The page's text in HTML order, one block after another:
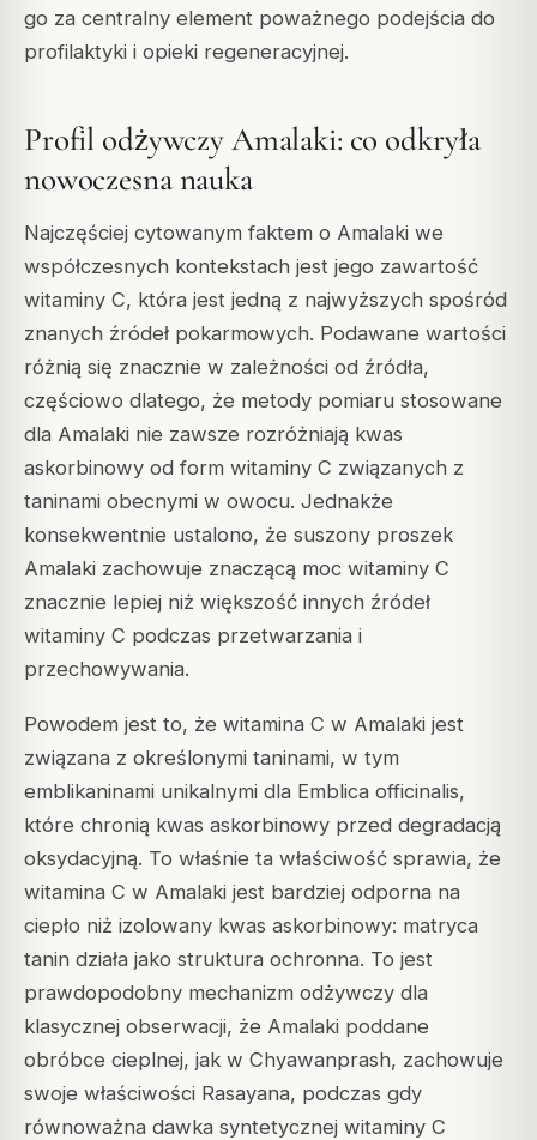
go za centralny element poważnego podejścia do
profilaktyki i opieki regeneracyjnej.
Profil odżywczy Amalaki: co odkryła
nowoczesna nauka
Najczęściej cytowanym faktem o Amalaki we
współczesnych kontekstach jest jego zawartość
witaminy C, która jest jedną z najwyższych spośród
znanych źródeł pokarmowych. Podawane wartości
różnią się znacznie w zależności od źródła,
częściowo dlatego, że metody pomiaru stosowane
dla Amalaki nie zawsze rozróżniają kwas
askorbinowy od form witaminy C związanych z
taninami obecnymi w owocu. Jednakże
konsekwentnie ustalono, że suszony proszek
Amalaki zachowuje znaczącą moc witaminy C
znacznie lepiej niż większość innych źródeł
witaminy C podczas przetwarzania i
przechowywania.
Powodem jest to, że witamina C w Amalaki jest
związana z określonymi taninami, w tym
emblikaninami unikalnymi dla Emblica officinalis,
które chronią kwas askorbinowy przed degradacją
oksydacyjną. To właśnie ta właściwość sprawia, że
witamina C w Amalaki jest bardziej odporna na
ciepło niż izolowany kwas askorbinowy: matryca
tanin działa jako struktura ochronna. To jest
prawdopodobny mechanizm odżywczy dla
klasycznej obserwacji, że Amalaki poddane
obróbce cieplnej, jak w Chyawanprash, zachowuje
swoje właściwości Rasayana, podczas gdy
równoważna dawka syntetycznej witaminy C